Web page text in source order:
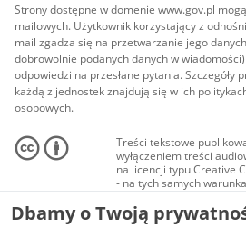
Strony dostępne w domenie www.gov.pl
mailowych. Użytkownik korzystający z
mail zgadza się na przetwarzanie jego
dobrowolnie podanych danych w
odpowiedzi na przesłane pytania. Szczegóły
każdą z jednostek znajdują się w ich
osobowych.
Treści tekstowe
wyłączeniem treści
na licencji typu Creative
- na tych samych
Materiały
audio i wideo, są
Creative Commons:
Dbamy o Twoją